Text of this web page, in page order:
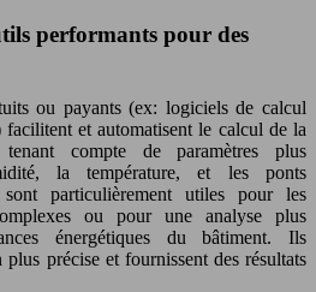
performants pour des
ou payants (ex: logiciels de calcul
et automatisent le calcul de la
compte de paramètres plus
la température, et les ponts
particulièrement utiles pour les
ou pour une analyse plus
énergétiques du bâtiment. Ils
précise et fournissent des résultats